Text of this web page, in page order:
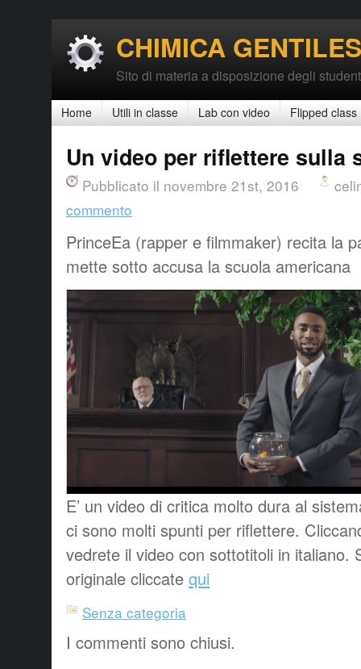
CHIMICA
Sito di materia a disposizione degli
Home Utili in classe Lab con video Flipped class
Un video per riflettere sulla
Pubblicato il novembre 21st, 2016
commento
PrinceEa (rapper e filmmaker) recita la
mette sotto accusa la scuola americana
E’ un video di critica molto dura al
ci sono molti spunti per riflettere.
vedrete il video con sottotitoli in italiano.
originale cliccate qui
Senza categoria
I commenti sono chiusi.